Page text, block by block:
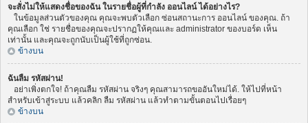
จะสั่งไม่ให้แสดงชื่อของฉัน ในรายชื่อผู้ที่กำลัง ออนไลน์ ได้อย่างไร?
ในข้อมูลส่วนตัวของคุณ คุณจะพบตัวเลือก ซ่อนสถานะการ ออนไลน์ ของคุณ. ถ้า
คุณเลือก ใช่ รายชื่อของคุณจะปรากฏให้คุณและ administrator ของบอร์ด เห็น
เท่านั้น และคุณจะถูกนับเป็นผู้ใช้ที่ถูกซ่อน.
ข้างบน
ฉันลืม รหัสผ่าน!
อย่าเพิ่งตกใจ! ถ้าคุณลืม รหัสผ่าน จริงๆ คุณสามารถขออันใหม่ได้. ให้ไปที่หน้า
สำหรับเข้าสู่ระบบ แล้วคลิก ลืม รหัสผ่าน แล้วทำตามขั้นตอนไปเรื่อยๆ
ข้างบน